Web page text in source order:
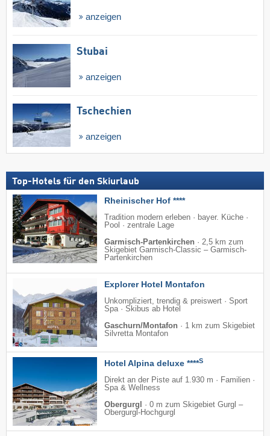
anzeigen
Stubai
anzeigen
Tschechien
anzeigen
Top-Hotels für den Skiurlaub
Rheinischer Hof ****
Tradition modern erleben · bayer. Küche ·
Pool · zentrale Lage
Garmisch-Partenkirchen · 2,5 km zum
Skigebiet Garmisch-Classic – Garmisch-
Partenkirchen
Explorer Hotel Montafon
Unkompliziert, trendig & preiswert · Sport
Spa · Skibus ab Hotel
Gaschurn/Montafon · 1 km zum Skigebiet
Silvretta Montafon
Hotel Alpina deluxe ****S
Direkt an der Piste auf 1.930 m · Familien ·
Spa & Wellness
Obergurgl
· 0 m zum Skigebiet Gurgl –
Obergurgl-Hochgurgl